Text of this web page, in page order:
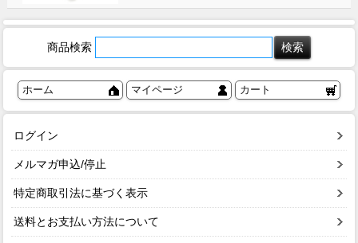
商品検索
ホーム マイページ カート
ログイン
メルマガ申込/停止
特定商取引法に基づく表示
送料とお支払い方法について